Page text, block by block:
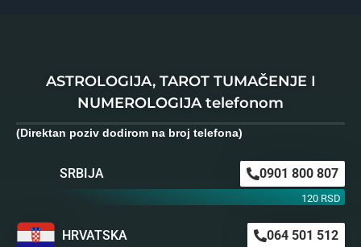
ASTROLOGIJA, TAROT TUMAČENJE I
NUMEROLOGIJA telefonom
(Direktan poziv dodirom na broj telefona)
SRBIJA 0901 800 807
120 RSD
HRVATSKA 064 501 512